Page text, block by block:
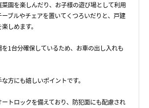
園を楽しんだり、お子様の遊び場として利用
ーブルやチェアを置いてくつろいだりと、戸建
しめます。
1台分確保しているため、お車の出し入れも
方にも嬉しいポイントです。
トロックを備えており、防犯面にも配慮され